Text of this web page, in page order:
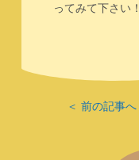
ってみて下さい！
＜ 前の記事へ